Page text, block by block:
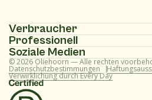
Verbraucher
Homepage
Produktpalette
Rezepte
Professionell
Homepage
Produktpalette
Soziale Medien
Instagram
Facebook
© 2026 Oliehoorn — Alle rechten
Datenschutzbestimmungen
Verwirklichung durch Every Day